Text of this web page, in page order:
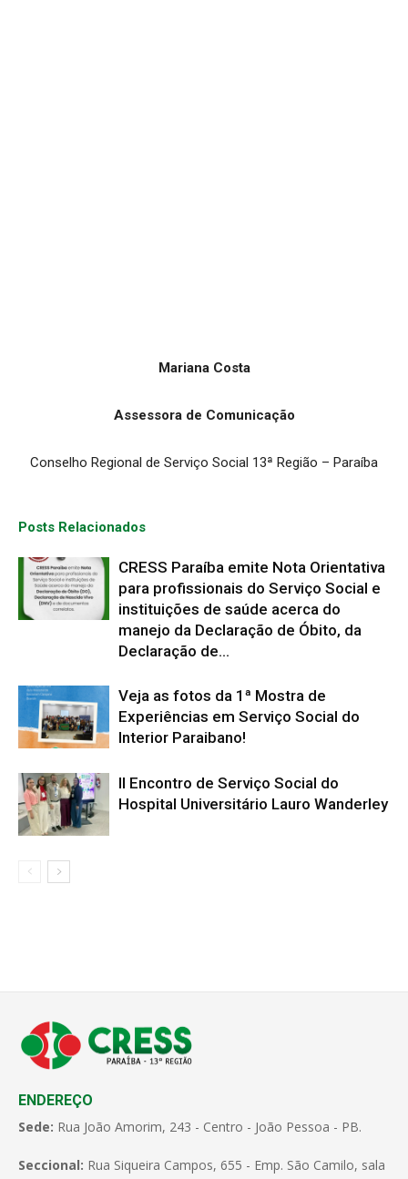
Mariana Costa
Assessora de Comunicação
Conselho Regional de Serviço Social 13ª Região – Paraíba
Posts Relacionados
CRESS Paraíba emite Nota Orientativa
para profissionais do Serviço Social e
instituições de saúde acerca do
manejo da Declaração de Óbito, da
Declaração de...
Veja as fotos da 1ª Mostra de
Experiências em Serviço Social do
Interior Paraibano!
II Encontro de Serviço Social do
Hospital Universitário Lauro Wanderley
ENDEREÇO
Sede: Rua João Amorim, 243 - Centro - João Pessoa - PB.
Seccional: Rua Siqueira Campos, 655 - Emp. São Camilo, sala